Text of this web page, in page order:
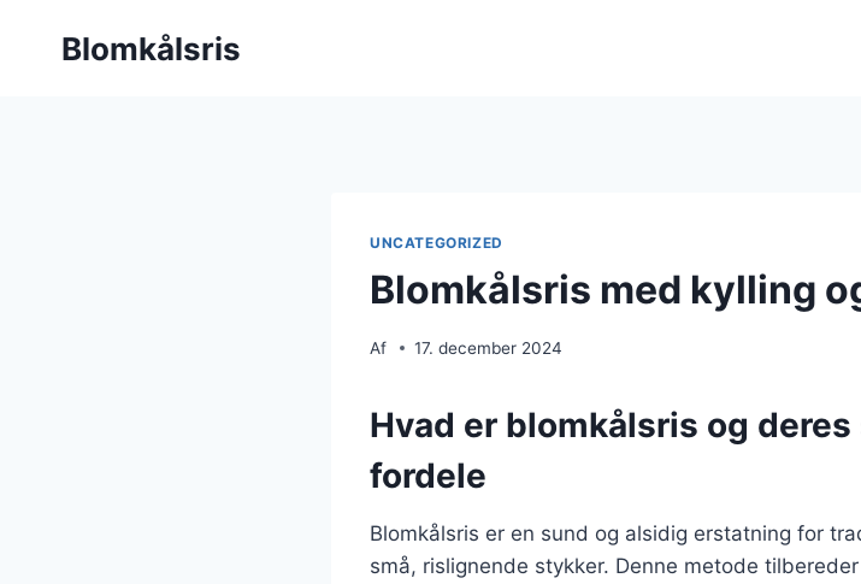
Blomkålsris
UNCATEGORIZED
Blomkålsris med kylling
Af 17. december 2024
Hvad er blomkålsris og
fordele
Blomkålsris er en sund og alsidig erstatning for
små, rislignende stykker. Denne metode